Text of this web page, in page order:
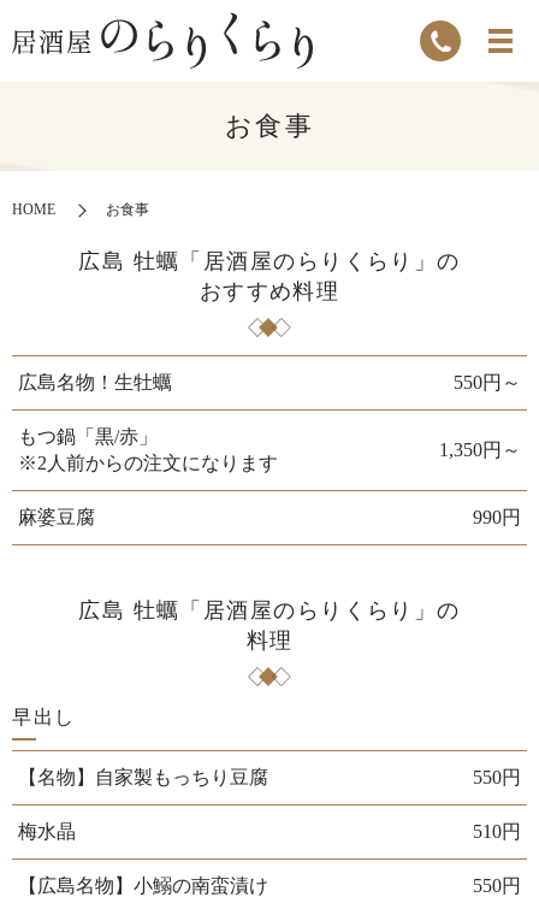
お食事
HOME お食事
広島 牡蠣「居酒屋のらりくらり」の
おすすめ料理
広島名物！生牡蠣 550円～
もつ鍋「黒/赤」
※2人前からの注文になります
1,350円～
麻婆豆腐 990円
広島 牡蠣「居酒屋のらりくらり」の
料理
早出し
【名物】自家製もっちり豆腐 550円
梅水晶 510円
【広島名物】小鰯の南蛮漬け 550円